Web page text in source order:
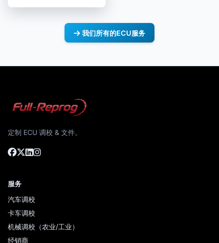
我们所有的ECU服务
定制 ECU 调校 & 文件。
服务
汽车调校
卡车调校
机械调校（农业/工业）
经销商